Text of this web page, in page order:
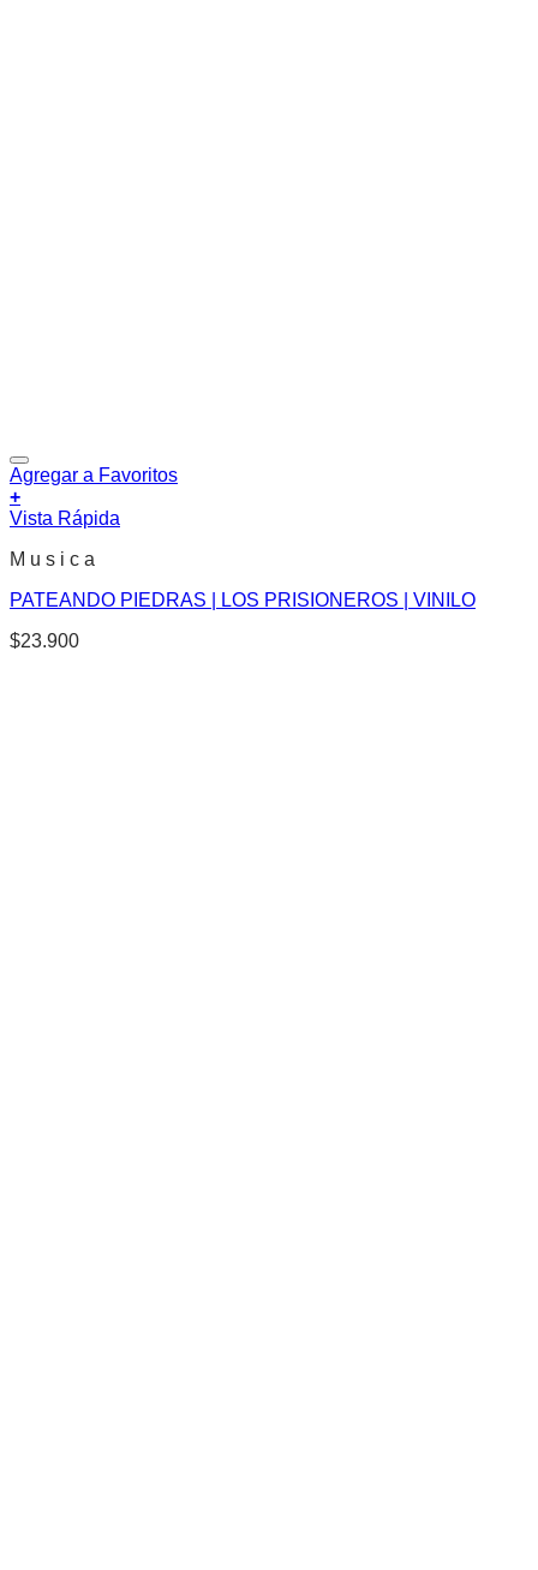
Agregar a Favoritos
+
Vista Rápida
M u s i c a
PATEANDO PIEDRAS | LOS PRISIONEROS | VINILO
$23.900